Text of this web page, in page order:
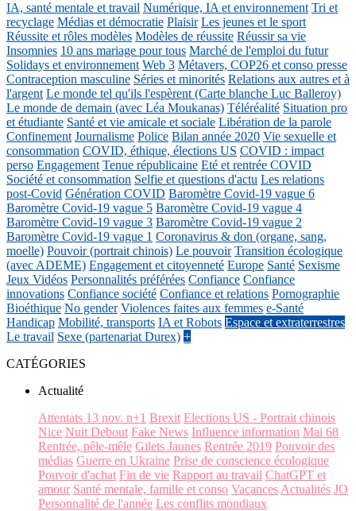
IA, santé mentale et travail Numérique, IA et environnement Tri et
recyclage Médias et démocratie Plaisir Les jeunes et le sport
Réussite et rôles modèles Modèles de réussite Réussir sa vie
Insomnies 10 ans mariage pour tous Marché de l'emploi du futur
Solidays et environnement Web 3 Métavers, COP26 et conso presse
Contraception masculine Séries et minorités Relations aux autres et à
l'argent Le monde tel qu'ils l'espèrent (Carte blanche Luc Balleroy)
Le monde de demain (avec Léa Moukanas) Téléréalité Situation pro
et étudiante Santé et vie amicale et sociale Libération de la parole
Confinement Journalisme Police Bilan année 2020 Vie sexuelle et
consommation COVID, éthique, élections US COVID : impact
perso Engagement Tenue républicaine Eté et rentrée COVID
Société et consommation Selfie et questions d'actu Les relations
post-Covid Génération COVID Baromètre Covid-19 vague 6
Baromètre Covid-19 vague 5 Baromètre Covid-19 vague 4
Baromètre Covid-19 vague 3 Baromètre Covid-19 vague 2
Baromètre Covid-19 vague 1 Coronavirus & don (organe, sang,
moelle) Pouvoir (portrait chinois) Le pouvoir Transition écologique
(avec ADEME) Engagement et citoyenneté Europe Santé Sexisme
Jeux Vidéos Personnalités préférées Confiance Confiance
innovations Confiance société Confiance et relations Pornographie
Bioéthique No gender Violences faites aux femmes e-Santé
Handicap Mobilité, transports IA et Robots Espace et extraterrestres
Le travail Sexe (partenariat Durex) +
CATÉGORIES
Actualité
Attentats 13 nov. n+1 Brexit Elections US - Portrait chinois
Nice Nuit Debout Fake News Influence information Mai 68
Rentrée, pêle-mêle Gilets Jaunes Rentrée 2019 Pouvoir des
médias Guerre en Ukraine Prise de conscience écologique
Pouvoir d'achat Fin de vie Rapport au travail ChatGPT et
amour Santé mentale, famille et conso Vacances Actualités JO
Personnalité de l'année Les conflits mondiaux